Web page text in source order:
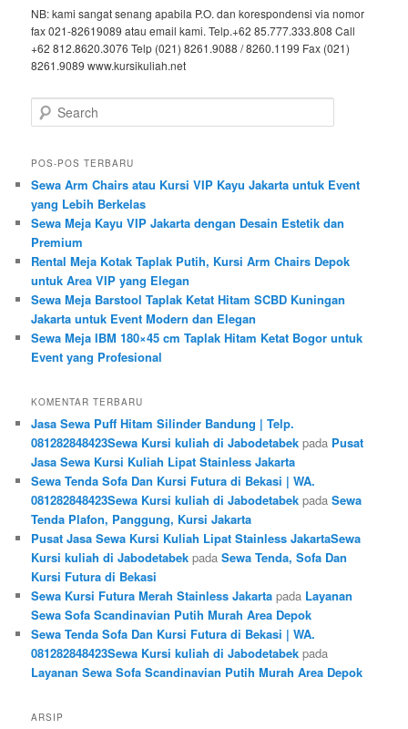
NB: kami sangat senang apabila P.O. dan korespondensi via nomor
fax 021-82619089 atau email kami. Telp.+62 85.777.333.808 Call
+62 812.8620.3076 Telp (021) 8261.9088 / 8260.1199 Fax (021)
8261.9089 www.kursikuliah.net
Search
POS-POS TERBARU
Sewa Arm Chairs atau Kursi VIP Kayu Jakarta untuk Event
yang Lebih Berkelas
Sewa Meja Kayu VIP Jakarta dengan Desain Estetik dan
Premium
Rental Meja Kotak Taplak Putih, Kursi Arm Chairs Depok
untuk Area VIP yang Elegan
Sewa Meja Barstool Taplak Ketat Hitam SCBD Kuningan
Jakarta untuk Event Modern dan Elegan
Sewa Meja IBM 180×45 cm Taplak Hitam Ketat Bogor untuk
Event yang Profesional
KOMENTAR TERBARU
Jasa Sewa Puff Hitam Silinder Bandung | Telp.
081282848423Sewa Kursi kuliah di Jabodetabek pada Pusat
Jasa Sewa Kursi Kuliah Lipat Stainless Jakarta
Sewa Tenda Sofa Dan Kursi Futura di Bekasi | WA.
081282848423Sewa Kursi kuliah di Jabodetabek padaSewa
Tenda Plafon, Panggung, Kursi Jakarta
Pusat Jasa Sewa Kursi Kuliah Lipat Stainless JakartaSewa
Kursi kuliah di Jabodetabek padaSewa Tenda, Sofa Dan
Kursi Futura di Bekasi
Sewa Kursi Futura Merah Stainless Jakarta pada Layanan
Sewa Sofa Scandinavian Putih Murah Area Depok
Sewa Tenda Sofa Dan Kursi Futura di Bekasi | WA.
081282848423Sewa Kursi kuliah di Jabodetabek pada
Layanan Sewa Sofa Scandinavian Putih Murah Area Depok
ARSIP